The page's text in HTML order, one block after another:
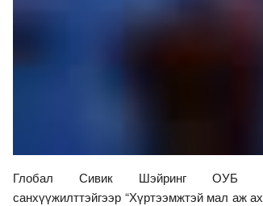
Глобал Сивик Шэйринг ОУБ
санхүүжилттэйгээр “Хүртээмжтэй мал аж